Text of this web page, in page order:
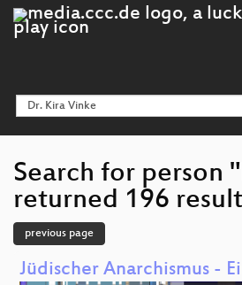
Search for person
returned 196
previous page
Jüdischer Anarchismus -